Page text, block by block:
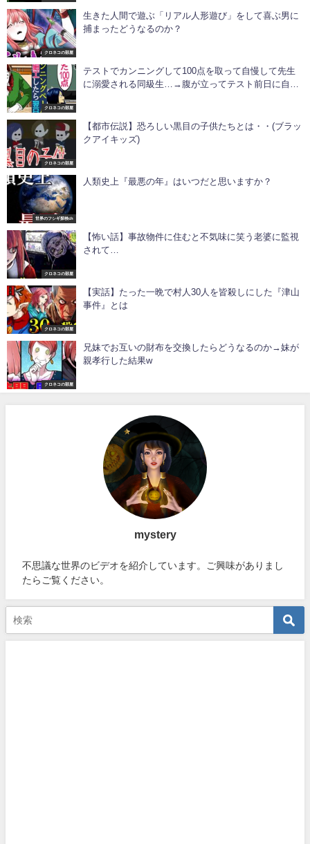
クロネコの部屋
生きた人間で遊ぶ「リアル人形遊び」をして喜ぶ男に
捕まったどうなるのか？
クロネコの部屋
テストでカンニングして100点を取って自慢して先生
に溺愛される同級生…→腹が立ってテスト前日に自作
クロネコの部屋
【都市伝説】恐ろしい黒目の子供たちとは・・(ブラッ
クアイキッズ)
世界のフシギ探検ch
人類史上『最悪の年』はいつだと思いますか？
クロネコの部屋
【怖い話】事故物件に住むと不気味に笑う老婆に監視
されて…
クロネコの部屋
【実話】たった一晩で村人30人を皆殺しにした『津山
事件』とは
クロネコの部屋
兄妹でお互いの財布を交換したらどうなるのか→妹が
親孝行した結果w
mystery
不思議な世界のビデオを紹介しています。ご興味がありまし
たらご覧ください。